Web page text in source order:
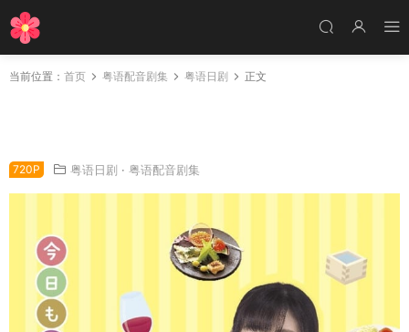
当前位置： 首页 粤语配音剧集 粤语日剧 正文
720P 粤语日剧 · 粤语配音剧集